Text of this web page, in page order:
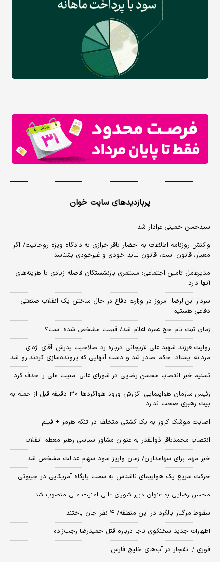
پربازدیدهای سایت خوان
سیدحسن خمینی عزادار شد
واکنش روزنامه اطلاعات به احضار باقر خرازی به دادگاه ویژه روحانیت/ اگر
معیار، قانون است، قانون نباید خودی و غیرخودی بشناسد
مدیرعامل تامین اجتماعی: مستمری بازنشستگان فاصله زیادی با هزینه‌های
آنها دارد
سردار ابن‌الرضا: امروز در وزارت دفاع در حال ساختن یک انقلاب صنعتی
دفاعی هستیم
زمان ثبت‌ نام حج عمره اعلام شد/ قیمت مشخص شده است؟
روایت فرزند شهید علی لاریجانی درباره رد صلاحیت پدرش؛ آقای اژه‌ای
مردانه ایستاد، حکم صادر شد و دست آنهایی که پرونده‌سازی کردند رو شد
تسنیم خبر انتصاب محسن رضایی در شورای عالی امنیت ملی را حذف کرد
زئیس سازمان هواپیمایی: گزارش ورود هواگردها ٣٠ دقیقه قبل از حمله به
بیت رهبری صحت ندارد
اصابت موشک کروز به یک کشتی متخلف در تنگه هرمز + فیلم
انتصاب محمدباقر ذوالقدر به عنوان مشاور سیاسی رهبر معظم انقلاب
خبر مهم برای سهامداران/ زمان واریز سود سهام عدالت مشخص شد
حرکت سریع یک هواپیمای ناشناس به سمت پایگاه آمریکایی در جیبوتی
محسن رضایی به عنوان دبیر شورای عالی امنیت ملی منصوب شد
سقوط مرگبار بالگرد در این منطقه/ ۴ نفر جان باختند
اظهارات جدید سخنگوی ناجا درباره قتل حمیدرضا رجب‌زاده
فوری / انفجار در آب‌های خلیج فارس